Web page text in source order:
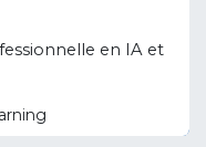
en IA et